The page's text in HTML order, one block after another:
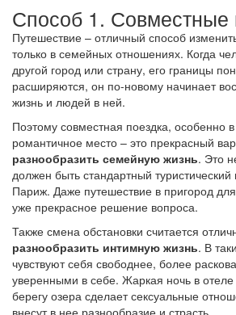
Способ 1. Совместные
Путешествие – отличный способ
только в семейных отношениях. Когда
другой город или страну, его границы
расширяются, он по-новому начинает
жизнь и людей в ней.
Поэтому совместная поездка, особенно
романтичное место – это прекрасный
разнообразить семейную жизнь. Это
должен быть стандартный
Париж. Даже путешествие в пригород
уже прекрасное решение вопроса.
Также смена обстановки считается
разнообразить интимную жизнь. В
чувствуют себя свободнее, более
уверенными в себе. Жаркая ночь в отеле
берегу озера сделает сексуальные
внесут в нее разнообразие и страсть.